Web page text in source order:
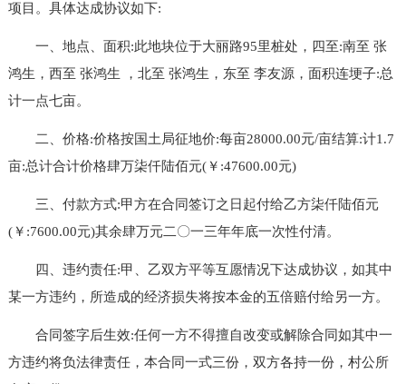
项目。具体达成协议如下:
一、地点、面积:此地块位于大丽路95里桩处，四至:南至 张
鸿生，西至 张鸿生 ，北至 张鸿生，东至 李友源，面积连埂子:总
计一点七亩。
二、价格:价格按国土局征地价:每亩28000.00元/亩结算:计1.7
亩:总计合计价格肆万柒仟陆佰元(￥:47600.00元)
三、付款方式:甲方在合同签订之日起付给乙方柒仟陆佰元
(￥:7600.00元)其余肆万元二〇一三年年底一次性付清。
四、违约责任:甲、乙双方平等互愿情况下达成协议，如其中
某一方违约，所造成的经济损失将按本金的五倍赔付给另一方。
合同签字后生效:任何一方不得擅自改变或解除合同如其中一
方违约将负法律责任，本合同一式三份，双方各持一份，村公所